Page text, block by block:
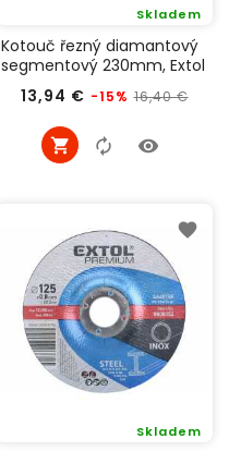
Kotouč řezný diamantový
segmentový 230mm, Extol
Craft 108815
13,94 € Běžná
-15% 16,40 €
Skladem
Skladem